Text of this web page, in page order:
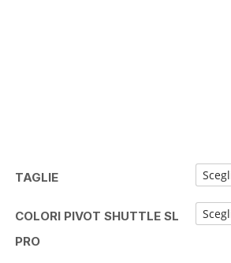
TAGLIE
COLORI PIVOT SHUTTLE SL
PRO